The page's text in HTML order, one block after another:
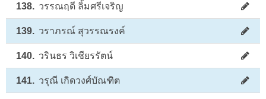
138. วรรณฤดี ลิ้มศรีเจริญ
139. วราภรณ์ สุวรรณรงค์
140. วรินธร วิเชียรรัตน์
141. วรุณี เกิดวงศ์บัณฑิต